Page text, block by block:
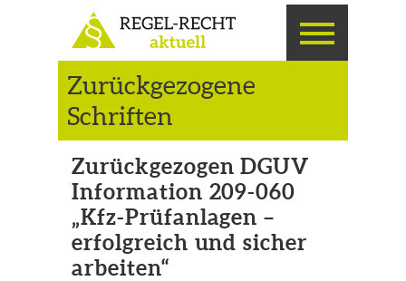
Zurückgezogene
Schriften
Zurückgezogen DGUV
Information 209-060
„Kfz-Prüfanlagen –
erfolgreich und sicher
arbeiten“